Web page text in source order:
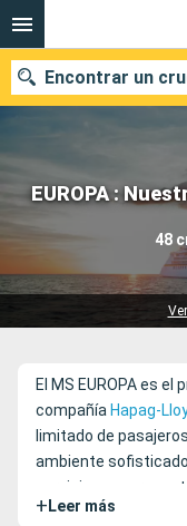
EUROPA :
48
Encontrar un
Nuestros destinos
Fecha de salida
El MS EUROPA es el
compañía Hapag-
limitado de
ambiente
servicio muy
miembros de la
+ Leer más